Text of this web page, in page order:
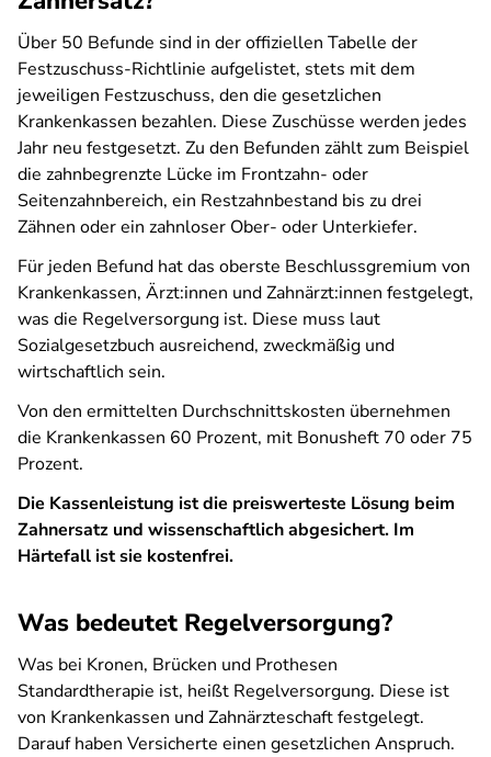
Über 50 Befunde sind in der offiziellen Tabelle der
Festzuschuss-Richtlinie aufgelistet, stets mit dem
jeweiligen Festzuschuss, den die gesetzlichen
Krankenkassen bezahlen. Diese Zuschüsse werden jedes
Jahr neu festgesetzt. Zu den Befunden zählt zum Beispiel
die zahnbegrenzte Lücke im Frontzahn- oder
Seitenzahnbereich, ein Restzahnbestand bis zu drei
Zähnen oder ein zahnloser Ober- oder Unterkiefer.
Für jeden Befund hat das oberste Beschlussgremium von
Krankenkassen, Ärzt:innen und Zahnärzt:innen festgelegt,
was die Regelversorgung ist. Diese muss laut
Sozialgesetzbuch ausreichend, zweckmäßig und
wirtschaftlich sein.
Von den ermittelten Durchschnittskosten übernehmen
die Krankenkassen 60 Prozent, mit Bonusheft 70 oder 75
Prozent.
Die Kassenleistung ist die preiswerteste Lösung beim
Zahnersatz und wissenschaftlich abgesichert. Im
Härtefall ist sie kostenfrei.
Was bedeutet Regelversorgung?
Was bei Kronen, Brücken und Prothesen
Standardtherapie ist, heißt Regelversorgung. Diese ist
von Krankenkassen und Zahnärzteschaft festgelegt.
Darauf haben Versicherte einen gesetzlichen Anspruch.